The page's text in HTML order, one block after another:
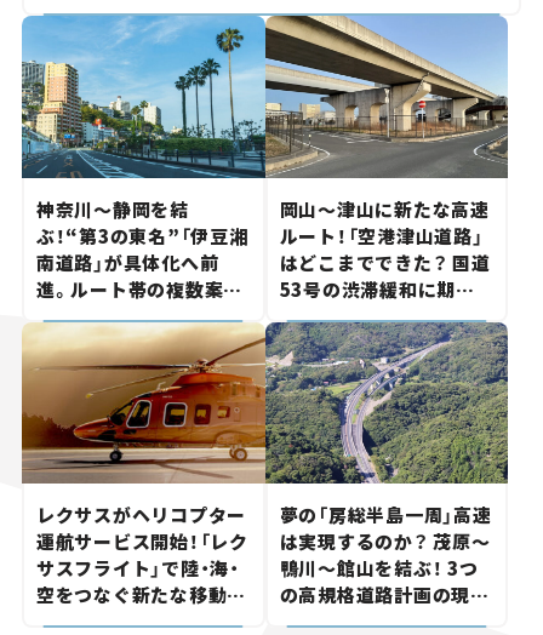
神奈川～静岡を結
ぶ！“第3の東名”「伊豆湘
南道路」が具体化へ前
進。ルート帯の複数案検
討へ。熱海まで信号ゼロ
が実現？ 【いま気になる
道路計画】
岡山～津山に新たな高速
ルート！「空港津山道路」
はどこまでできた？ 国道
53号の渋滞緩和に期待。
岡山市側でも動きが【い
ま気になる道路計画】
レクサスがヘリコプター
運航サービス開始！「レク
サスフライト」で陸・海・
空をつなぐ新たな移動体
験とは
夢の「房総半島一周」高速
は実現するのか？ 茂原～
鴨川～館山を結ぶ！ 3つ
の高規格道路計画の現
状。「館山鴨川道路」で検